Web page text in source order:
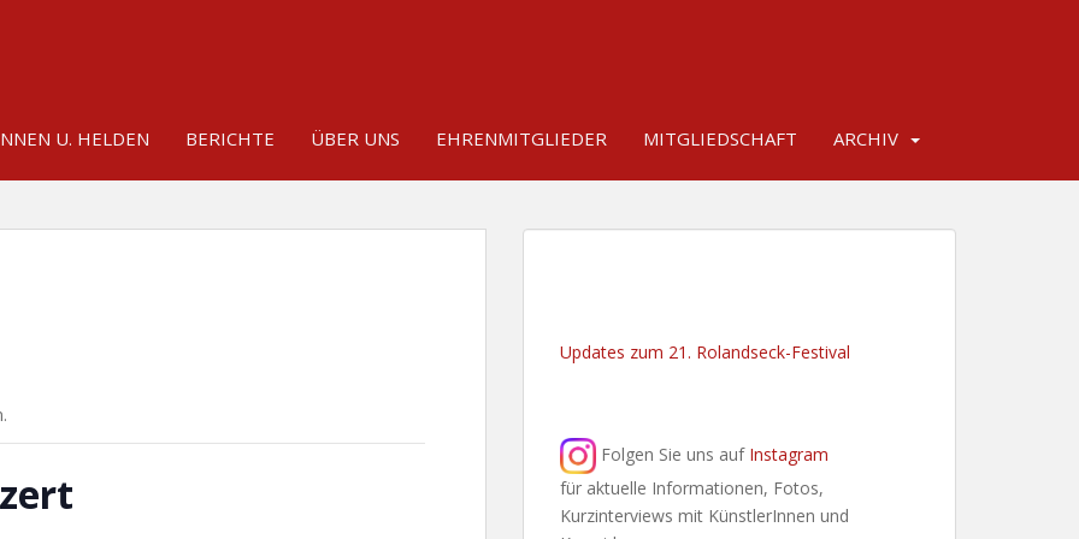
U. HELDEN BERICHTE ÜBER UNS EHRENMITGLIEDER MITGLIEDSCHAFT ARCHIV
Updates zum 21. Rolandseck-Festival
Folgen Sie uns auf Instagram
für aktuelle Informationen, Fotos,
Kurzinterviews mit KünstlerInnen und